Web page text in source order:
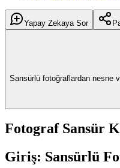
Yapay Zekaya Sor
Sansürlü fotoğraflardan nesne
Fotograf Sansür
Giriş: Sansürlü